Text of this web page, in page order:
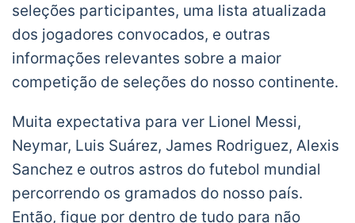
seleções participantes, uma lista atualizada
dos jogadores convocados, e outras
informações relevantes sobre a maior
competição de seleções do nosso continente.
Muita expectativa para ver Lionel Messi,
Neymar, Luis Suárez, James Rodriguez, Alexis
Sanchez e outros astros do futebol mundial
percorrendo os gramados do nosso país.
Então, fique por dentro de tudo para não